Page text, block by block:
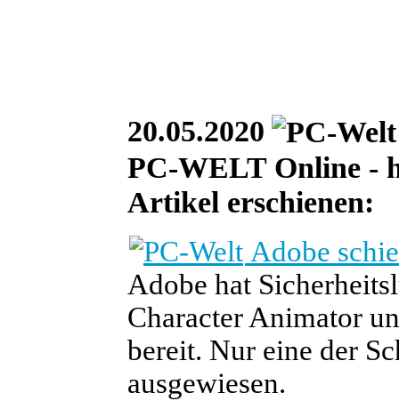
20.05.2020
PC-WELT Online -
Artikel erschienen:
Adobe
Adobe hat
Character Animator
bereit. Nur eine der
ausgewiesen.